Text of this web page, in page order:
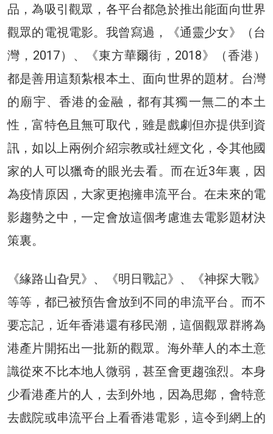
品，為吸引觀眾，各平台都急於推出能面向世界
觀眾的電視電影。我曾寫過，《通靈少女》（台
灣，2017）、《東方華爾街，2018》（香港）
都是善用這類紮根本土、面向世界的題材。台灣
的廟宇、香港的金融，都有其獨一無二的本土
性，富特色且無可取代，雖是戲劇但亦提供到資
訊，如以上兩例介紹宗教或社經文化，令其他國
家的人可以獵奇的眼光去看。而在近3年裏，因
為疫情原因，大家更抱擁串流平台。在未來的電
影趨勢之中，一定會放這個考慮進去電影題材決
策裏。
《緣路山旮旯》、《明日戰記》、《神探大戰》
等等，都已被預告會放到不同的串流平台。而不
要忘記，近年香港還有移民潮，這個觀眾群將為
港產片開拓出一批新的觀眾。海外華人的本土意
識從來不比本地人微弱，甚至會更趨強烈。本身
少看港產片的人，去到外地，因為思鄕，會特意
去戲院或串流平台上看香港電影，這令到網上的